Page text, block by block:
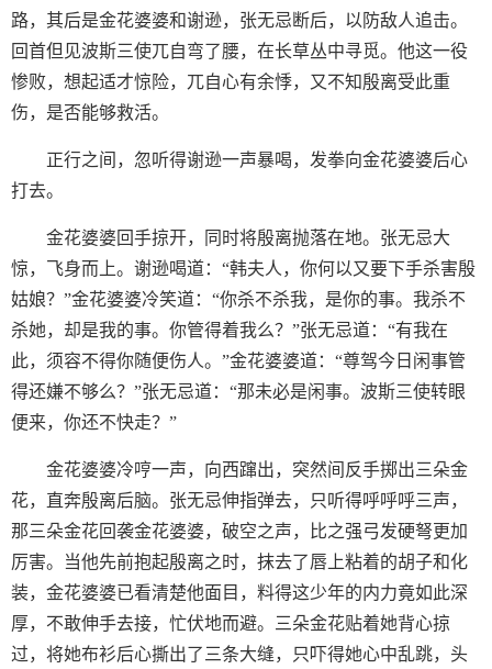
路，其后是金花婆婆和谢逊，张无忌断后，以防敌人追击。
回首但见波斯三使兀自弯了腰，在长草丛中寻觅。他这一役
惨败，想起适才惊险，兀自心有余悸，又不知殷离受此重
伤，是否能够救活。
正行之间，忽听得谢逊一声暴喝，发拳向金花婆婆后心
打去。
金花婆婆回手掠开，同时将殷离抛落在地。张无忌大
惊，飞身而上。谢逊喝道：“韩夫人，你何以又要下手杀害殷
姑娘？”金花婆婆冷笑道：“你杀不杀我，是你的事。我杀不
杀她，却是我的事。你管得着我么？”张无忌道：“有我在
此，须容不得你随便伤人。”金花婆婆道：“尊驾今日闲事管
得还嫌不够么？”张无忌道：“那未必是闲事。波斯三使转眼
便来，你还不快走？”
金花婆婆冷哼一声，向西蹿出，突然间反手掷出三朵金
花，直奔殷离后脑。张无忌伸指弹去，只听得呼呼呼三声，
那三朵金花回袭金花婆婆，破空之声，比之强弓发硬弩更加
厉害。当他先前抱起殷离之时，抹去了唇上粘着的胡子和化
装，金花婆婆已看清楚他面目，料得这少年的内力竟如此深
厚，不敢伸手去接，忙伏地而避。三朵金花贴着她背心掠
过，将她布衫后心撕出了三条大缝，只吓得她心中乱跳，头